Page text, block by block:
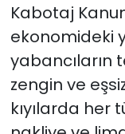
Kabotaj
ekonomideki
yabancıların
zengin ve
kıyılarda her